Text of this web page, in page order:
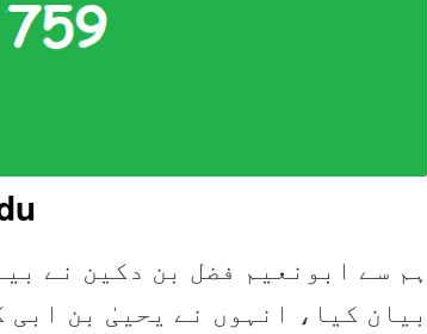
ہم سے ابونعیم فضل بن دکین نے
بیان کیا، انہوں نے یحییٰ بن